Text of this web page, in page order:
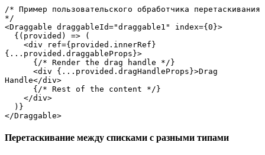
/* Пример пользовательского обработчика перетаскивания
*/
<Draggable draggableId="draggable1" index={0}>
  {(provided) => (
{...provided.draggableProps}>
      {/* Render the drag handle */}
Handle</div>
      {/* Rest of the content */}
    </div>
  )}
</Draggable>
Перетаскивание между списками с разными типами